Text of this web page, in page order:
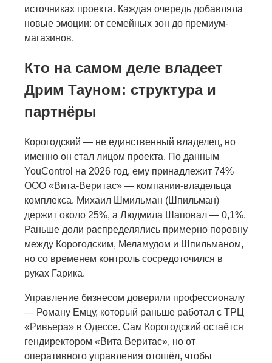
источниках проекта. Каждая очередь добавляла
новые эмоции: от семейных зон до премиум-
магазинов.
Кто на самом деле владеет
Дрим Тауном: структура и
партнёры
Корогодский — не единственный владелец, но
именно он стал лицом проекта. По данным
YouControl на 2026 год, ему принадлежит 74%
ООО «Вита-Веритас» — компании-владельца
комплекса. Михаил Шмильман (Шпильман)
держит около 25%, а Людмила Шаповал — 0,1%.
Раньше доли распределялись примерно поровну
между Корогодским, Меламудом и Шпильманом,
но со временем контроль сосредоточился в
руках Гарика.
Управление бизнесом доверили профессионалу
— Роману Емцу, который раньше работал с ТРЦ
«Ривьера» в Одессе. Сам Корогодский остаётся
гендиректором «Вита Веритас», но от
оперативного управления отошёл, чтобы